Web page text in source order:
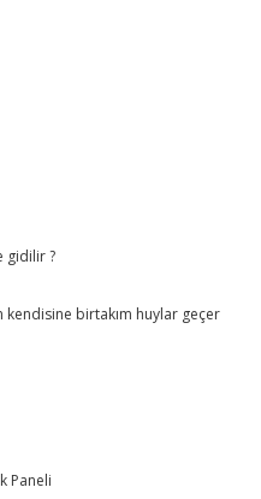
gidilir ?
kendisine birtakım huylar geçer